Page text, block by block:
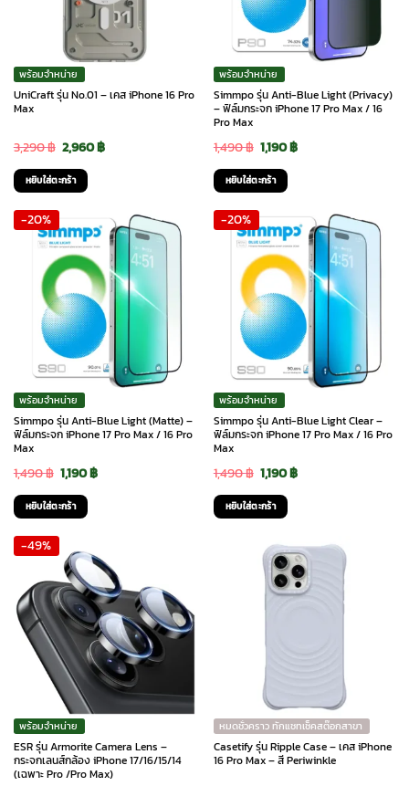
พร้อมจำหน่าย
UniCraft รุ่น No.01 – เคส iPhone 16 Pro
Max
3,290฿ Original
price
was:
3,290 ฿.
2,960฿Current
2,960 ฿.
หยิบใส่ตะกร้า
พร้อมจำหน่าย
Simmpo รุ่น Anti-Blue Light (Privacy)
– ฟิล์มกระจก iPhone 17 Pro Max / 16
Pro Max
1,490฿ Original
price
was:
1,490 ฿.
1,190฿Current
1,190 ฿.
หยิบใส่ตะกร้า
-20%
พร้อมจำหน่าย
Simmpo รุ่น Anti-Blue Light (Matte) –
ฟิล์มกระจก iPhone 17 Pro Max / 16 Pro
Max
1,490฿ Original
price
was:
1,490 ฿.
1,190฿Current
หยิบใส่ตะกร้า
-20%
พร้อมจำหน่าย
Simmpo รุ่น Anti-Blue Light Clear –
ฟิล์มกระจก iPhone 17 Pro Max / 16 Pro
Max
1,490฿ Original
price
was:
1,490 ฿.
1,190฿Current
1,190 ฿.
หยิบใส่ตะกร้า
-49%
พร้อมจำหน่าย
ESR รุ่น Armorite Camera Lens –
กระจกเลนส์กล้อง iPhone 17/16/15/14
(เฉพาะ Pro /Pro Max)
หมดชั่วคราว ทักแชทเช็คสต๊อกสาขา
Casetify รุ่น Ripple Case – เคส iPhone
16 Pro Max – สี Periwinkle